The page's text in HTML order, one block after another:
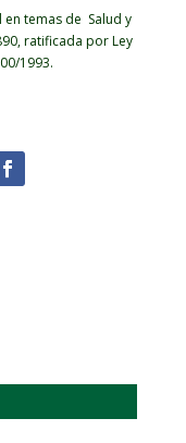
temas de Salud y
ratificada por Ley
1993.